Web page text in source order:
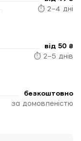
⏱ 2–4 дні
від 50 ₴
⏱ 2–5 днів
безкоштовно
за домовленістю